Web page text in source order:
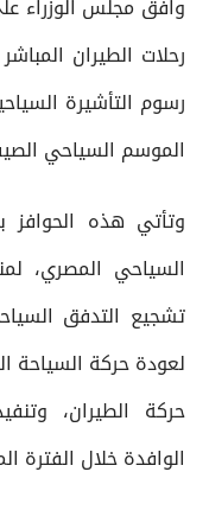
وافق مجلس الوزراء
رحلات الطيران
الموسم السياحي
وتأتي هذه
السياحي المصري،
تشجيع التدفق
لعودة حركة السياحة
حركة الطيران،
الوافدة خلال الفترة